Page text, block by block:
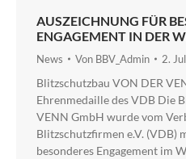
AUSZEICHNUNG FÜR
ENGAGEMENT IN DER
News Von BBV_Admin 2.
Blitzschutzbau VON DER
Ehrenmedaille des VDB Die
VENN GmbH wurde vom
Blitzschutzfirmen e.V. (VDB)
besonderes Engagement im